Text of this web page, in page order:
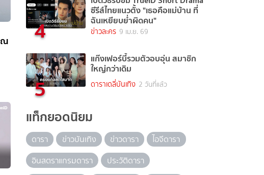
ณ
4
ซีรีส์ไทยแนวตั้ง "เธอคือแม่บ้าน ที่
ฉันเหยียบย่ำผิดคน"
ข่าวละคร 9 เม.ย. 69
5
แก๊งเฟอร์บี้รวมตัวอบอุ่น สมาชิก
ใหญ่กว่าเดิม
ดาราเดลี่บันเทิง 2 วันที่แล้ว
แท็กยอดนิยม
ดารา ข่าวบันเทิง ข่าวดารา
ไอจีดารา
อินสตราแกรมดารา
ประวัติดารา